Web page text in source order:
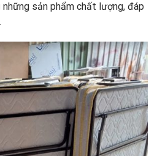
những sản phẩm chất lượng, đáp